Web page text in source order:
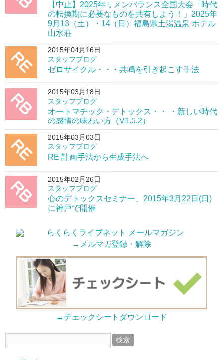
【中止】2025年リメンバランス全国大会「時代
の転換期に必要なものを共有しよう！」2025年
9月13（土）・14（日）福島県土湯温泉 ホテル
山水荘
2015年04月16日
スタッフブログ
ゼロサイクル・・・共鳴を引き起こす手法
2015年03月18日
スタッフブログ
オートマチック・デトックス・・ ・新しい時代
の感情の味わい方（V1.5.2）
2015年03月03日
スタッフブログ
RE 計画手法から生成手法へ
2015年02月26日
スタッフブログ
心のデトックスセミナー、2015年3月22日(日)
に神戸で開催
→メルマガ登録・解除
→チェックシートダウンロード